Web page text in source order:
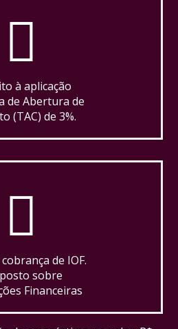
à aplicação
de Abertura de
(TAC) de 3%.
de IOF.
sobre
Financeiras